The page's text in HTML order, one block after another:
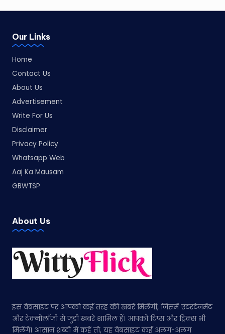
Our Links
Home
Contact Us
About Us
Advertisement
Write For Us
Disclaimer
Privacy Policy
Whatsapp Web
Aaj Ka Mausam
GBWTSP
About Us
इस वेबसाइट पर आपको कई तरह की खबरें मिलेंगी, जिसमें एंटरटेनमेंट
और टेक्नोलॉजी से जुड़ी खबरें शामिल हैं। आपको टिप्स और ट्रिक्स भी
मिलेंगे। आसान शब्दों में कहें तो, यह वेबसाइट कई अलग-अलग